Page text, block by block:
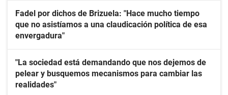
Fadel por dichos de Brizuela: "Hace mucho tiempo
que no asistíamos a una claudicación política de esa
envergadura"
"La sociedad está demandando que nos dejemos de
pelear y busquemos mecanismos para cambiar las
realidades"